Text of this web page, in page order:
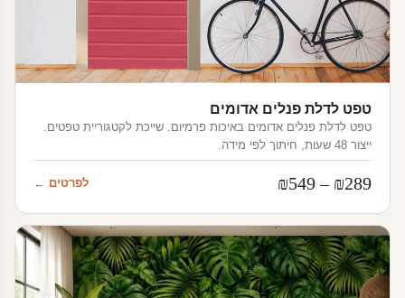
טפט לדלת פנלים אדומים
טפט לדלת פנלים אדומים באיכות פרמיום. שייכת לקטגוריית טפטים.
ייצור 48 שעות, חיתוך לפי מידה.
₪289
–
₪549
מחירים:
עד
לפרטים ←